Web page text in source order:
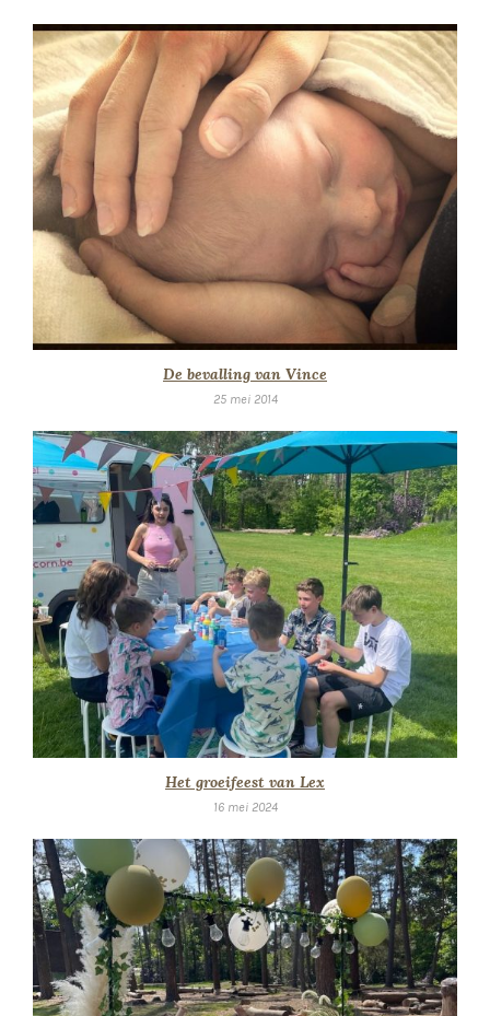
De bevalling van Vince
25 mei 2014
Het groeifeest van Lex
16 mei 2024